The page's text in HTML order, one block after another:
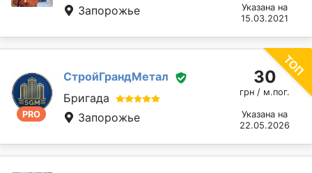
Запорожье
Указана на
15.03.2021
PRO
СтройГрандМетал
Бригада
Запорожье
30
грн / м.пог.
Указана на
22.05.2026